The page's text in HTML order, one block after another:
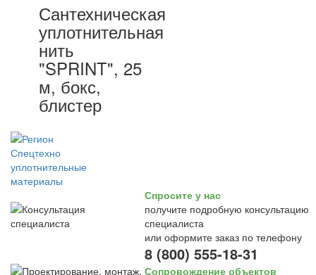
Сантехническая
уплотнительная
нить
"SPRINT", 25
м, бокс,
блистер
Спросите у нас
получите подробную консультацию
специалиста
или оформите заказ по телефону
8 (800) 555-18-31
Сопровождение объектов